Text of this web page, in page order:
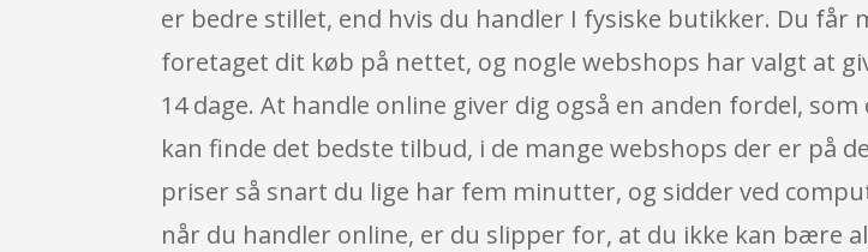
er bedre stillet, end hvis du handler I fysiske butikker. Du får
foretaget dit køb på nettet, og nogle webshops har valgt at
14 dage. At handle online giver dig også en anden fordel,
kan finde det bedste tilbud, i de mange webshops der er på
priser så snart du lige har fem minutter, og sidder ved
når du handler online, er du slipper for, at du ikke kan bære